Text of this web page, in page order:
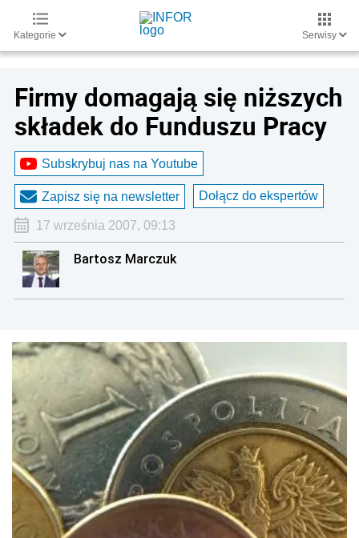
Kategorie Serwisy
Firmy domagają się niższych
składek do Funduszu Pracy
Subskrybuj nas na Youtube
Zapisz się na newsletter Dołącz do ekspertów
17 września 2007, 09:13
Bartosz Marczuk